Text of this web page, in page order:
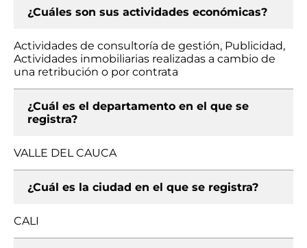
¿Cuáles son sus actividades económicas?
Actividades de consultoría de gestión, Publicidad,
Actividades inmobiliarias realizadas a cambio de
una retribución o por contrata
¿Cuál es el departamento en el que se
registra?
VALLE DEL CAUCA
¿Cuál es la ciudad en el que se registra?
CALI